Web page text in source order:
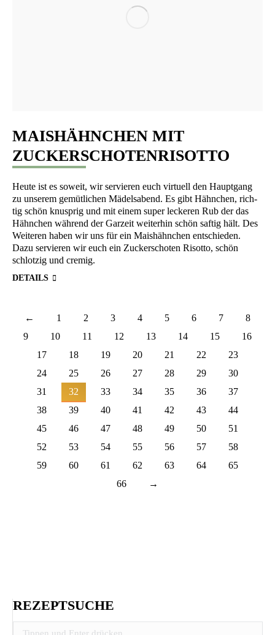
MAISHÄHNCHEN MIT
ZUCKERSCHOTENRISOTTO
Heu­te ist es soweit, wir ser­vie­ren euch vir­tu­ell den Haupt­gang
zu unse­rem gemüt­li­chen Mädels­abend. Es gibt Hähn­chen, rich­
tig schön knusp­rig und mit einem super lecke­ren Rub der das
Hähn­chen wäh­rend der Gar­zeit wei­ter­hin schön saf­tig hält. Des
Wei­te­ren haben wir uns für ein Mais­hähn­chen ent­schie­den.
Dazu ser­vie­ren wir euch ein Zucker­scho­ten Risot­to, schön
schlot­zig und cremig.
DETAILS
← 1 2 3 4 5 6 7
8
9
10 11 12 13 14 15
16
17
18 19 20 21 22
23
24
25 26 27 28 29
30
31
32 33 34 35 36
37
38
39 40 41 42 43
44
45
46 47 48 49 50
51
52
53 54 55 56 57
58
59
60 61 62 63 64
65
66
→
REZEPTSUCHE